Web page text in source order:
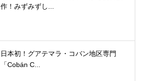
作！みずみずし...
日本初！グアテマラ・コバン地区専門
「Cobán C...